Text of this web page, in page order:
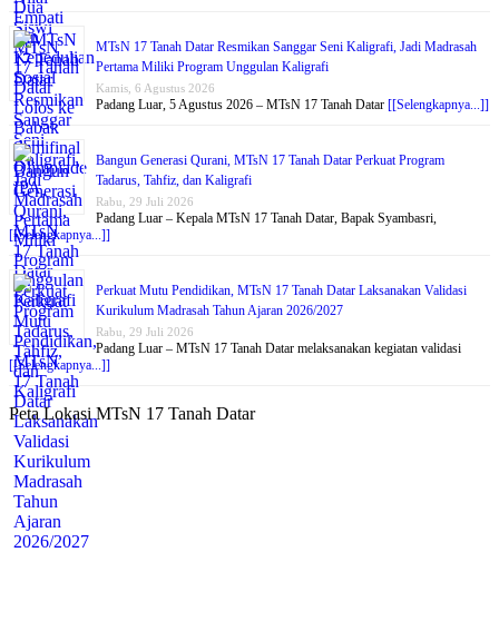
MTsN 17 Tanah Datar Resmikan Sanggar Seni Kaligrafi, Jadi Madrasah
Pertama Miliki Program Unggulan Kaligrafi
Kamis, 6 Agustus 2026
Padang Luar, 5 Agustus 2026 – MTsN 17 Tanah Datar [[Selengkapnya...]]
Bangun Generasi Qurani, MTsN 17 Tanah Datar Perkuat Program
Tadarus, Tahfiz, dan Kaligrafi
Rabu, 29 Juli 2026
Padang Luar – Kepala MTsN 17 Tanah Datar, Bapak Syambasri,
[[Selengkapnya...]]
Perkuat Mutu Pendidikan, MTsN 17 Tanah Datar Laksanakan Validasi
Kurikulum Madrasah Tahun Ajaran 2026/2027
Rabu, 29 Juli 2026
Padang Luar – MTsN 17 Tanah Datar melaksanakan kegiatan validasi
[[Selengkapnya...]]
Peta Lokasi MTsN 17 Tanah Datar